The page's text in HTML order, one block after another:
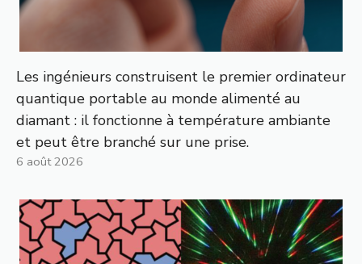
Les ingénieurs construisent le premier ordinateur
quantique portable au monde alimenté au
diamant : il fonctionne à température ambiante
et peut être branché sur une prise.
6 août 2026